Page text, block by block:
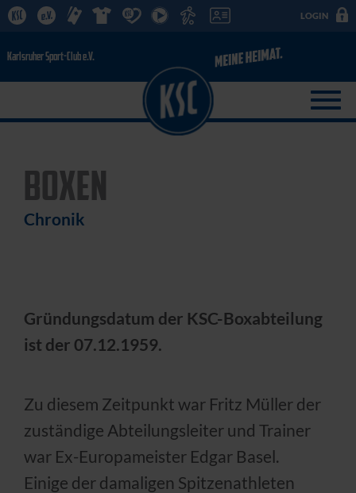
LOGIN
BOXEN
Chronik
Gründungsdatum der KSC-Boxabteilung
ist der 07.12.1959.
Zu diesem Zeitpunkt war Fritz Müller der
zuständige Abteilungsleiter und Trainer
war Ex-Europameister Edgar Basel.
Einige der damaligen Spitzenathleten